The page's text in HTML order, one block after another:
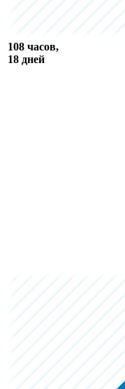
108 часов,
18 дней